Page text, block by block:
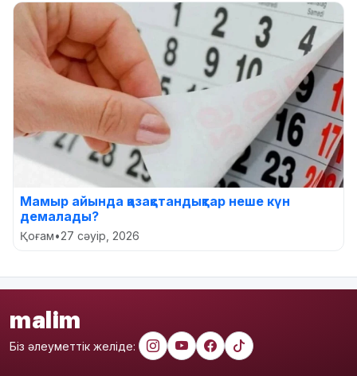
Мамыр айында қазақстандықтар неше күн
демалады?
Қоғам•27 сәуір, 2026
malim
Біз әлеуметтік желіде: